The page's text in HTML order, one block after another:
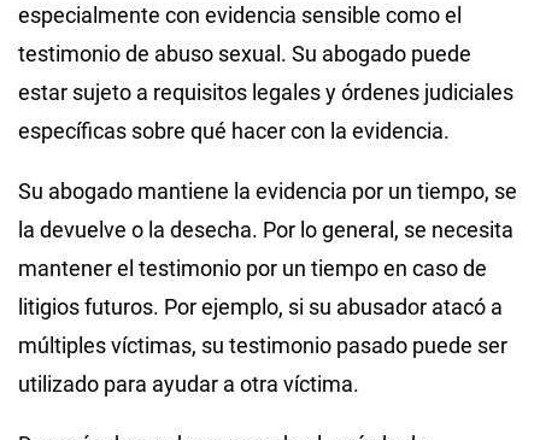
especialmente con evidencia sensible como el
testimonio de abuso sexual. Su abogado puede
estar sujeto a requisitos legales y órdenes judiciales
específicas sobre qué hacer con la evidencia.
Su abogado mantiene la evidencia por un tiempo, se
la devuelve o la desecha. Por lo general, se necesita
mantener el testimonio por un tiempo en caso de
litigios futuros. Por ejemplo, si su abusador atacó a
múltiples víctimas, su testimonio pasado puede ser
utilizado para ayudar a otra víctima.